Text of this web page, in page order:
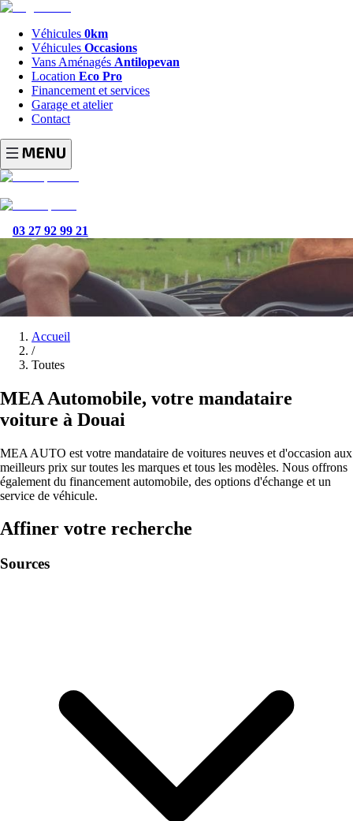
Véhicules 0km
Véhicules Occasions
Vans Aménagés Antilopevan
Location Eco Pro
Financement et services
Garage et atelier
Contact
03 27 92 99 21
Accueil
/
Toutes
MEA Automobile, votre mandataire
voiture à Douai
MEA AUTO est votre mandataire de voitures neuves et d'occasion aux
meilleurs prix sur toutes les marques et tous les modèles. Nous offrons
également du financement automobile, des options d'échange et un
service de véhicule.
Affiner votre recherche
Sources